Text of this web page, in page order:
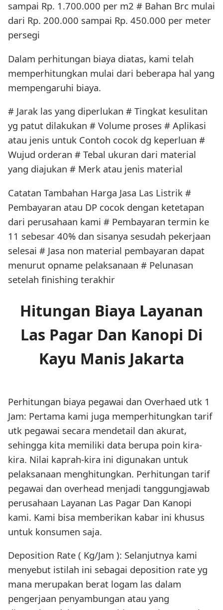
sampai Rp. 1.700.000 per m2 # Bahan Brc mulai
dari Rp. 200.000 sampai Rp. 450.000 per meter
persegi
Dalam perhitungan biaya diatas, kami telah
memperhitungkan mulai dari beberapa hal yang
mempengaruhi biaya.
# Jarak las yang diperlukan # Tingkat kesulitan
yg patut dilakukan # Volume proses # Aplikasi
atau jenis untuk Contoh cocok dg keperluan #
Wujud orderan # Tebal ukuran dari material
yang diajukan # Merk atau jenis material
Catatan Tambahan Harga Jasa Las Listrik #
Pembayaran atau DP cocok dengan ketetapan
dari perusahaan kami # Pembayaran termin ke
11 sebesar 40% dan sisanya sesudah pekerjaan
selesai # Jasa non material pembayaran dapat
menurut opname pelaksanaan # Pelunasan
setelah finishing terakhir
Hitungan Biaya Layanan
Las Pagar Dan Kanopi Di
Kayu Manis Jakarta
Perhitungan biaya pegawai dan Overhaed utk 1
Jam: Pertama kami juga memperhitungkan tarif
utk pegawai secara mendetail dan akurat,
sehingga kita memiliki data berupa poin kira-
kira. Nilai kaprah-kira ini digunakan untuk
pelaksanaan menghitungkan. Perhitungan tarif
pegawai dan overhead menjadi tanggungjawab
perusahaan Layanan Las Pagar Dan Kanopi
kami. Kami bisa memberikan kabar ini khusus
untuk konsumen saja.
Deposition Rate ( Kg/Jam ): Selanjutnya kami
menyebut istilah ini sebagai deposition rate yg
mana merupakan berat logam las dalam
pengerjaan penyambungan atau yang